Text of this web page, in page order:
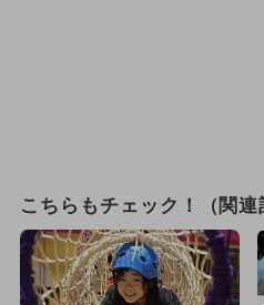
こちらもチェック！（関連